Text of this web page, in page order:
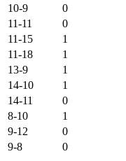
10-9
0
11-11
0
11-15
1
11-18
1
13-9
1
14-10
1
14-11
0
8-10
1
9-12
0
9-8
0